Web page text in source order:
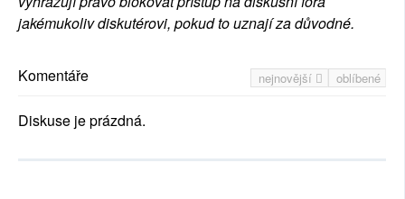
jakémukoliv diskutérovi, pokud to uznají za důvodné.
nejnovější oblíbené
Komentáře
Diskuse je prázdná.